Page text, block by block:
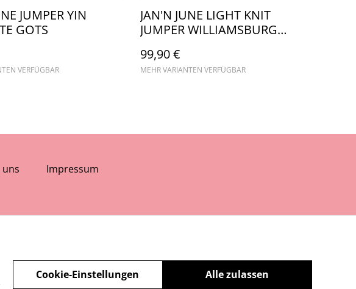
JUMPER YIN
GOTS
VERFÜGBAR
JAN'N JUNE LIGHT KNIT
JUMPER WILLIAMSBURG
99,90 €
MEHR VARIANTEN VERFÜGBAR
Impressum
Alle zulassen
Cookie-Einstellungen